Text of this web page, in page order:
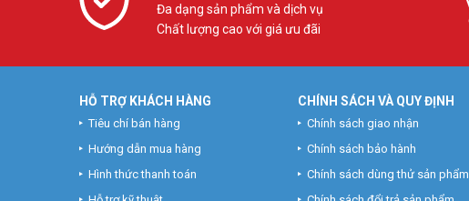
Đa dạng sản phẩm và dịch vụ
Chất lượng cao với giá ưu đãi
HỖ TRỢ KHÁCH HÀNG
Tiêu chí bán hàng
Hướng dẫn mua hàng
Hình thức thanh toán
CHÍNH SÁCH VÀ QUY ĐỊNH
Chính sách giao nhận
Chính sách bảo hành
Chính sách dùng thử sản phẩm